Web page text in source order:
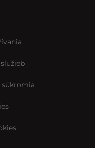
súkromia